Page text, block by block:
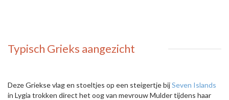
Typisch Grieks aangezicht
Deze Griekse vlag en stoeltjes op een steigertje bijSeven Islands
in Lygia trokken direct het oog van mevrouw Mulder tijdens haar